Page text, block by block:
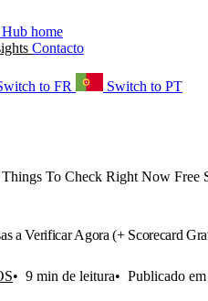
home
Contacto
to FR Switch to PT
To Check Right Now Free
a Verificar Agora (+ Scorecard
9 min de leitura Publicado